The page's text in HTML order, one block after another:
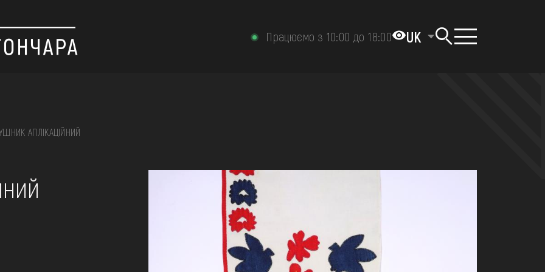
Працюємо з 10:00 до 18:00 UK
АПЛІКАЦІЙНИЙ